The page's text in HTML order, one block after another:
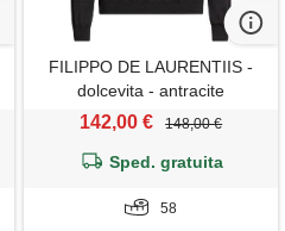
FILIPPO DE LAURENTIIS -
dolcevita - antracite
142,00 € 148,00 €
Sped. gratuita
58